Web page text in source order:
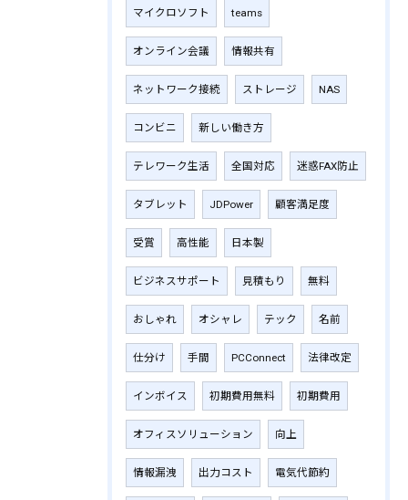
マイクロソフト teams
オンライン会議 情報共有
ネットワーク接続 ストレージ NAS
コンビニ 新しい働き方
テレワーク生活 全国対応 迷惑FAX防止
タブレット JDPower 顧客満足度
受賞 高性能 日本製
ビジネスサポート 見積もり 無料
おしゃれ オシャレ テック 名前
仕分け 手間 PCConnect 法律改定
インボイス 初期費用無料 初期費用
オフィスソリューション 向上
情報漏洩 出力コスト 電気代節約